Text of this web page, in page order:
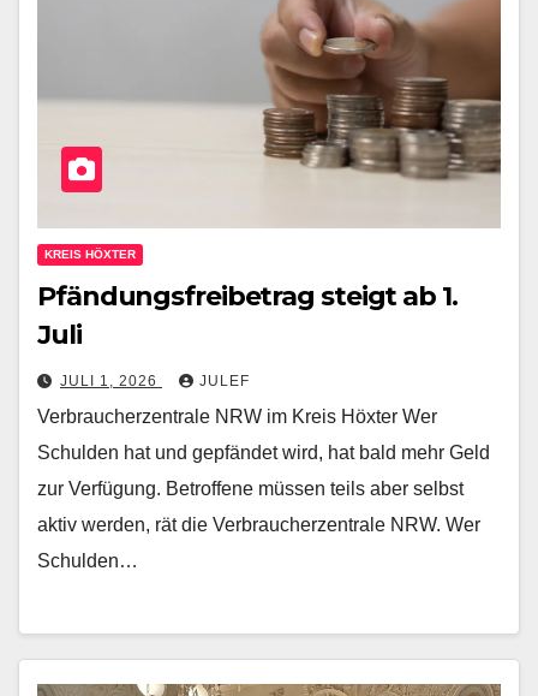
KREIS HÖXTER
Pfändungsfreibetrag steigt ab 1.
Juli
JULI 1, 2026 JULEF
Verbraucherzentrale NRW im Kreis Höxter Wer
Schulden hat und gepfändet wird, hat bald mehr Geld
zur Verfügung. Betroffene müssen teils aber selbst
aktiv werden, rät die Verbraucherzentrale NRW. Wer
Schulden…